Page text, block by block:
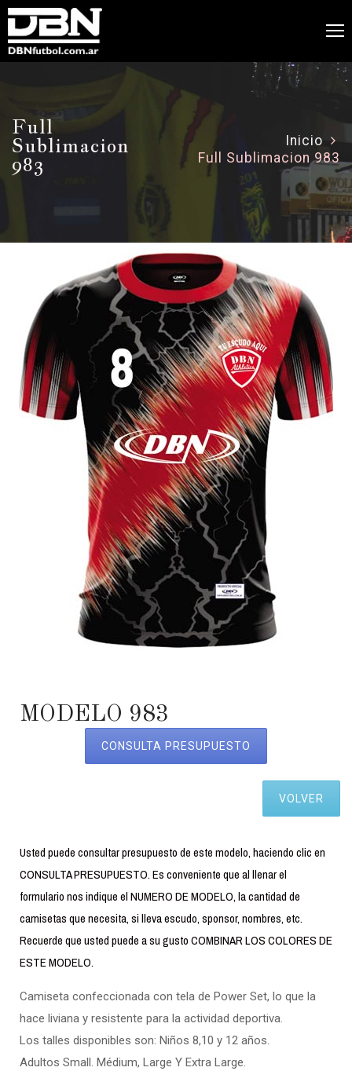
Full
Sublimacion
983
Inicio
Full Sublimacion 983
MODELO 983
CONSULTA PRESUPUESTO
VOLVER
Usted puede consultar presupuesto de este modelo, haciendo clic en
CONSULTA PRESUPUESTO. Es conveniente que al llenar el
formulario nos indique el NUMERO DE MODELO, la cantidad de
camisetas que necesita, si lleva escudo, sponsor, nombres, etc.
Recuerde que usted puede a su gusto COMBINAR LOS COLORES DE
ESTE MODELO.
Camiseta confeccionada con tela de Power Set, lo que la
hace liviana y resistente para la actividad deportiva.
Los talles disponibles son: Niños 8,10 y 12 años.
Adultos Small. Médium, Large Y Extra Large.